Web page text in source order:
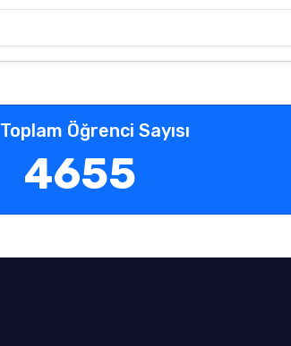
Toplam Öğrenci Sayısı
4655